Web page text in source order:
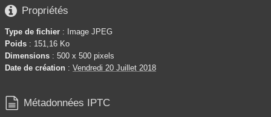
 Propriétés
Type de fichier : Image JPEG
Poids : 151,16 Ko
Dimensions : 500 x 500 pixels
Date de création : Vendredi 20 Juillet 2018
 Métadonnées IPTC